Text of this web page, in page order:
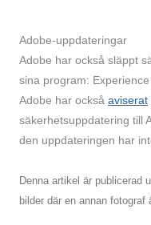
Adobe-uppdateringar
Adobe har också släppt
sina program:
Adobe har också aviserat
säkerhetsuppdatering till
den uppdateringen har
Denna artikel är publicerad
bilder där en annan fotograf